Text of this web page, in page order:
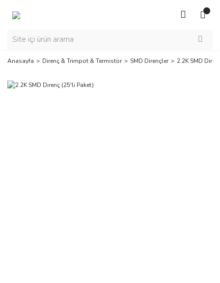
Anasayfa Direnç & Trimpot & Termistör SMD Dirençler 2.2K SMD